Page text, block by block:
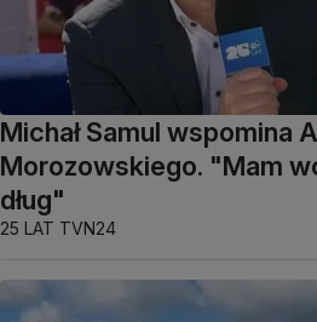
Michał Samul wspomina
Morozowskiego. "Mam
dług"
25 LAT TVN24